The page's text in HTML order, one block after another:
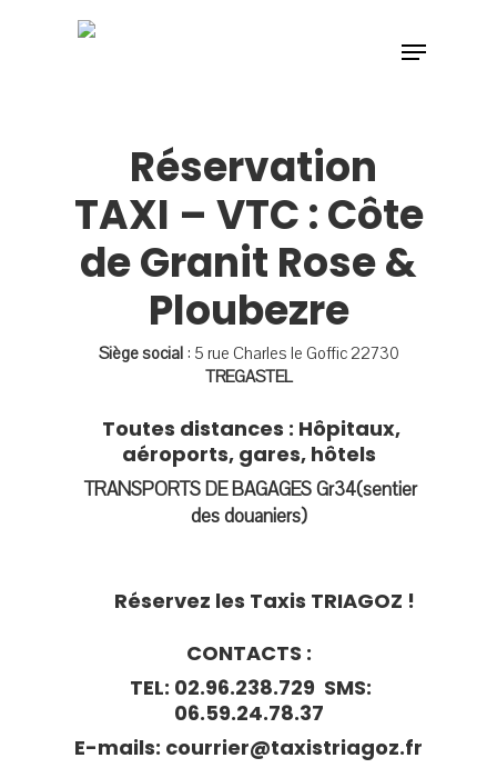
Réservation
TAXI – VTC : Côte
de Granit Rose &
Ploubezre
Siège social: 5 rue Charles le Goffic 22730
TREGASTEL
Toutes distances : Hôpitaux,
aéroports, gares, hôtels
TRANSPORTS DE BAGAGES Gr34(sentier
des douaniers)
Réservez les Taxis TRIAGOZ !
CONTACTS :
TEL: 02.96.238.729 SMS:
06.59.24.78.37
E-mails: courrier@taxistriagoz.fr